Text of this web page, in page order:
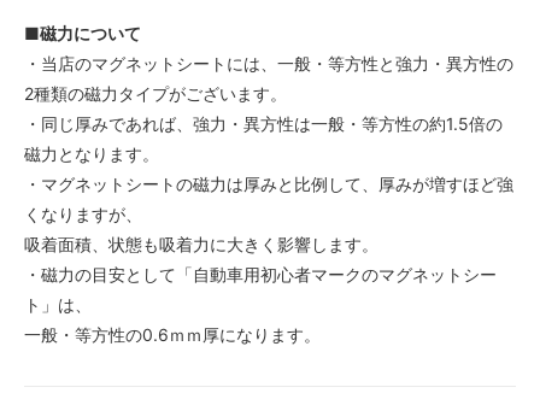
■磁力について
・当店のマグネットシートには、一般・等方性と強力・異方性の
2種類の磁力タイプがございます。
・同じ厚みであれば、強力・異方性は一般・等方性の約1.5倍の
磁力となります。
・マグネットシートの磁力は厚みと比例して、厚みが増すほど強
くなりますが、
吸着面積、状態も吸着力に大きく影響します。
・磁力の目安として「自動車用初心者マークのマグネットシー
ト」は、
一般・等方性の0.6ｍｍ厚になります。